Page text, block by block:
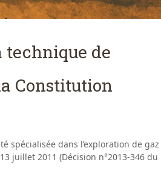
technique de
Constitution
spécialisée dans l’exploration de gaz
juillet 2011 (Décision n°2013-346 du